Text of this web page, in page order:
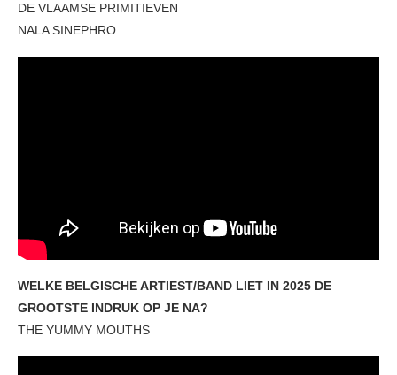
DE VLAAMSE PRIMITIEVEN
NALA SINEPHRO
WELKE BELGISCHE ARTIEST/BAND LIET IN 2025 DE
GROOTSTE INDRUK OP JE NA?
THE YUMMY MOUTHS